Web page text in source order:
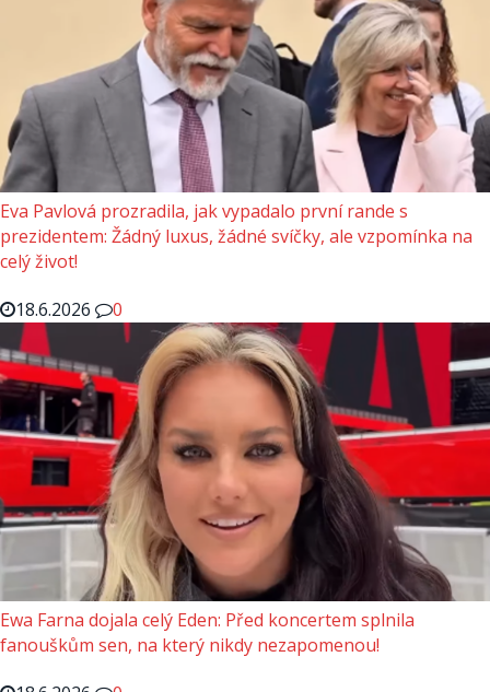
Eva Pavlová prozradila, jak vypadalo první rande s
prezidentem: Žádný luxus, žádné svíčky, ale vzpomínka na
celý život!
18.6.2026
0
Ewa Farna dojala celý Eden: Před koncertem splnila
fanouškům sen, na který nikdy nezapomenou!